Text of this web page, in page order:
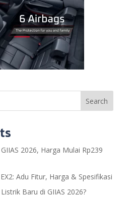
Search
2026, Harga Mulai Rp239
Adu Fitur, Harga & Spesifikasi
Baru di GIIAS 2026?